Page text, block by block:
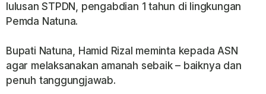
lulusan STPDN, pengabdian 1 tahun di lingkungan
Pemda Natuna.
Bupati Natuna, Hamid Rizal meminta kepada ASN
agar melaksanakan amanah sebaik – baiknya dan
penuh tanggungjawab.